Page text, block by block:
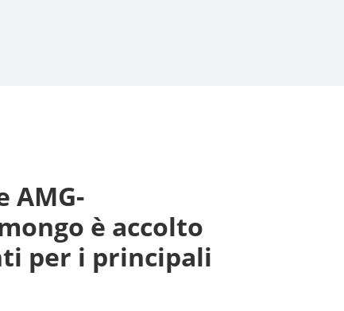
AMG-
è accolto
per i principali